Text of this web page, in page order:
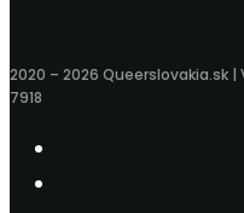
2020 – 2026 Queerslovakia.sk |
7918